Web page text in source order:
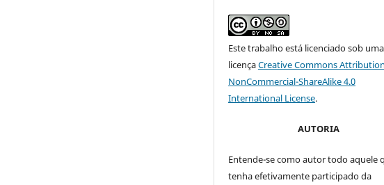
Este trabalho está licenciado sob uma
licençaCreative Commons
NonCommercial-ShareAlike 4.0
International License.
AUTORIA
Entende-se como autor todo aquele
tenha efetivamente participado da